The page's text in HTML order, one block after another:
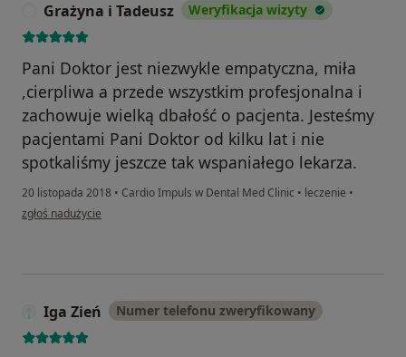
Grażyna i Tadeusz Weryfikacja wizyty
Pani Doktor jest niezwykle empatyczna, miła
,cierpliwa a przede wszystkim profesjonalna i
zachowuje wielką dbałość o pacjenta. Jesteśmy
pacjentami Pani Doktor od kilku lat i nie
spotkaliśmy jeszcze tak wspaniałego lekarza.
20 listopada 2018 • Cardio Impuls w Dental Med Clinic • leczenie •
w opinii użytkownika Grażyna i Tadeusz
zgłoś nadużycie
Iga Zień Numer telefonu zweryfikowany